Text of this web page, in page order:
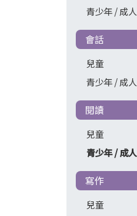
青少年 / 成人
會話
兒童
青少年 / 成人
閱讀
兒童
青少年 / 成人
寫作
兒童